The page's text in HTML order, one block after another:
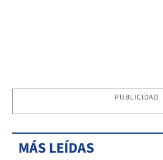
PUBLICIDAD
MÁS LEÍDAS